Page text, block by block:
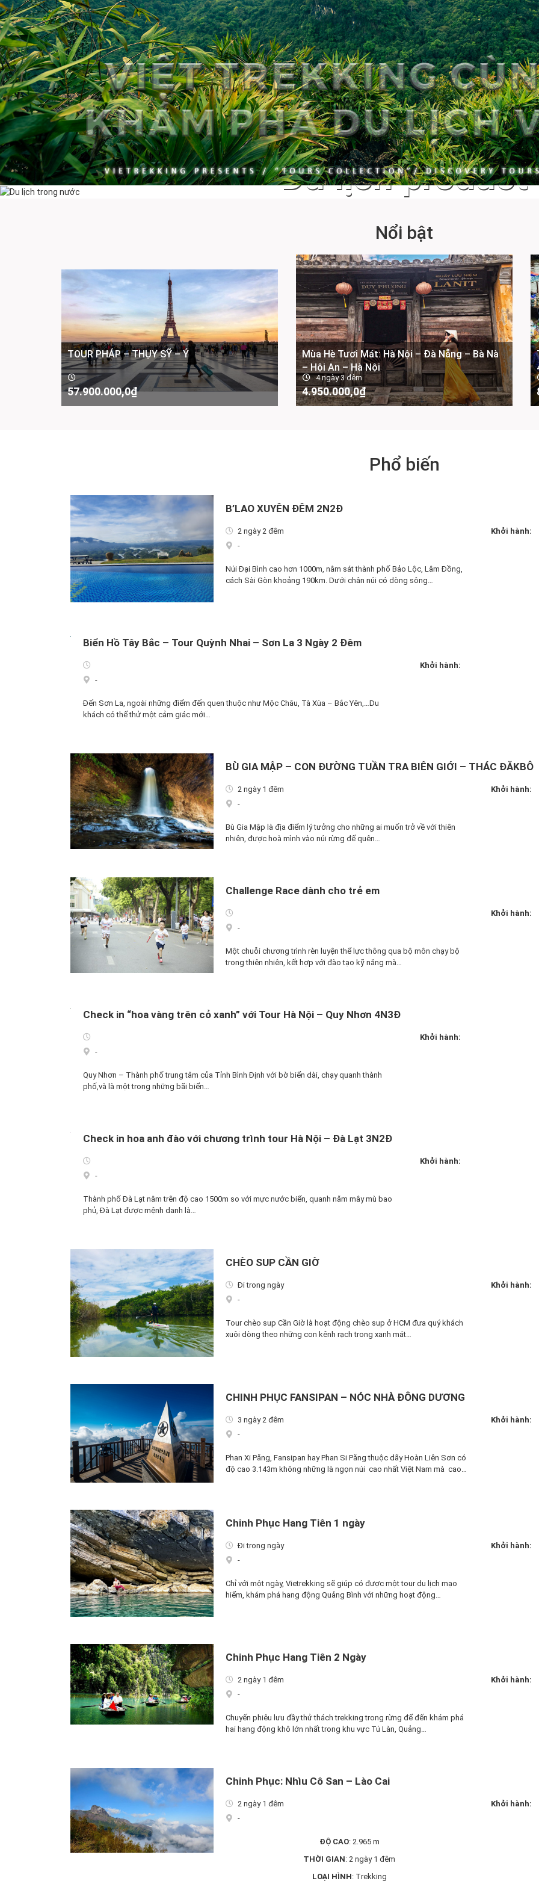
Du lịch product
Nổi bật
TOUR PHÁP – THỤY SỸ – Ý
57.900.000,0₫
Mùa Hè Tươi Mát: Hà Nội – Đà Nẵng – Bà Nà
– Hội An – Hà Nội
4 ngày 3 đêm
4.950.000,0₫
Phổ biến
B’LAO XUYÊN ĐÊM 2N2Đ
2 ngày 2 đêm
-
Núi Đại Bình cao hơn 1000m, nằm sát thành phố Bảo Lộc, Lâm Đồng,
cách Sài Gòn khoảng 190km. Dưới chân núi có dòng sông…
Khởi hành:
Biển Hồ Tây Bắc – Tour Quỳnh Nhai – Sơn La 3 Ngày 2 Đêm
-
Đến Sơn La, ngoài những điểm đến quen thuộc như Mộc Châu, Tà Xùa – Bắc Yên,…Du
khách có thể thử một cảm giác mới…
Khởi hành:
BÙ GIA MẬP – CON ĐƯỜNG TUẦN TRA BIÊN GIỚI – THÁC ĐĂKBÔ
2 ngày 1 đêm
-
Bù Gia Mập là địa điểm lý tưởng cho những ai muốn trở về với thiên
nhiên, được hoà mình vào núi rừng để quên…
Khởi hành:
Challenge Race dành cho trẻ em
-
Một chuỗi chương trình rèn luyện thể lực thông qua bộ môn chạy bộ
trong thiên nhiên, kết hợp với đào tạo kỹ năng mà…
Khởi hành:
Check in “hoa vàng trên cỏ xanh” với Tour Hà Nội – Quy Nhơn 4N3Đ
-
Quy Nhơn – Thành phố trung tâm của Tỉnh Bình Định với bờ biển dài, chạy quanh thành
phố,và là một trong những bãi biển…
Khởi hành:
Check in hoa anh đào với chương trình tour Hà Nội – Đà Lạt 3N2Đ
-
Thành phố Đà Lạt nằm trên độ cao 1500m so với mực nước biển, quanh năm mây mù bao
phủ, Đà Lạt được mệnh danh là…
Khởi hành:
CHÈO SUP CẦN GIỜ
Đi trong ngày
-
Tour chèo sup Cần Giờ là hoạt động chèo sup ở HCM đưa quý khách
xuôi dòng theo những con kênh rạch trong xanh mát…
Khởi hành:
CHINH PHỤC FANSIPAN – NÓC NHÀ ĐÔNG DƯƠNG
3 ngày 2 đêm
-
Phan Xi Păng, Fansipan hay Phan Si Păng thuộc dãy Hoàn Liên Sơn có
độ cao 3.143m không những là ngọn núi cao nhất Việt Nam mà cao…
Khởi hành:
Chinh Phục Hang Tiên 1 ngày
Đi trong ngày
-
Chỉ với một ngày, Vietrekking sẽ giúp có được một tour du lịch mạo
hiểm, khám phá hang động Quảng Bình với những hoạt động…
Khởi hành:
Chinh Phục Hang Tiên 2 Ngày
2 ngày 1 đêm
-
Chuyến phiêu lưu đầy thử thách trekking trong rừng để đến khám phá
hai hang động khô lớn nhất trong khu vực Tú Làn, Quảng…
Khởi hành:
Chinh Phục: Nhìu Cô San – Lào Cai
2 ngày 1 đêm
-
ĐỘ CAO: 2.965 m
THỜI GIAN: 2 ngày 1 đêm
LOẠI HÌNH: Trekking
Khởi hành: